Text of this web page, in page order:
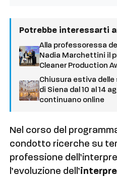
Potrebbe interessarti
Alla professoressa
Nadia Marchettini il
Cleaner Production
Chiusura estiva
di Siena dal 10 al 14
continuano online
Nel corso del
condotto ricerche su
professione
l’evoluzione dell’